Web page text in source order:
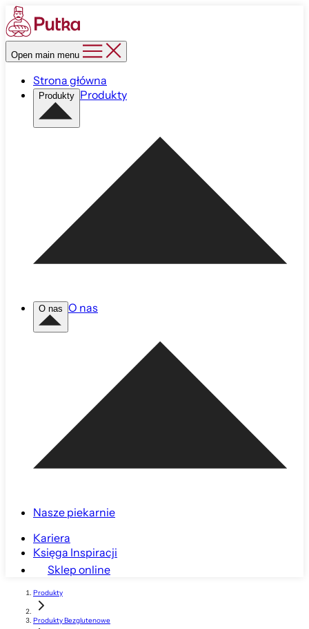
Open main menu
Strona główna
Produkty Produkty
O nas O nas
Nasze piekarnie
Kariera
Księga Inspiracji
Sklep online
Produkty
Produkty Bezglutenowe